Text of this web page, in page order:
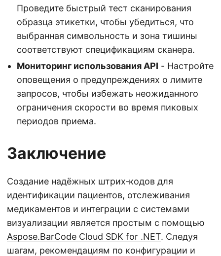
Проведите быстрый тест сканирования
образца этикетки, чтобы убедиться, что
выбранная символьность и зона тишины
соответствуют спецификациям сканера.
Мониторинг использования API - Настройте
оповещения о предупреждениях о лимите
запросов, чтобы избежать неожиданного
ограничения скорости во время пиковых
периодов приема.
Заключение
Создание надёжных штрих‑кодов для
идентификации пациентов, отслеживания
медикаментов и интеграции с системами
визуализации является простым с помощью
Aspose.BarCode Cloud SDK for .NET. Следуя
шагам, рекомендациям по конфигурации и